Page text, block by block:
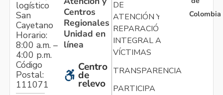
logístico
San
Cayetano
Horario:
8:00 a.m. –
4:00 p.m.
Código
Postal:
111071
Centros
Regionales
Unidad en
línea
Centro
de
relevo
DE
ATENCIÓN Y
REPARACIÓN
INTEGRAL A
VÍCTIMAS
TRANSPARENCIA
PARTICIPA
Colombia